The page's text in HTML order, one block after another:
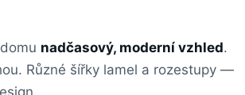
nadčasový, moderní vzhled.
Různé šířky lamel a rozestupy —